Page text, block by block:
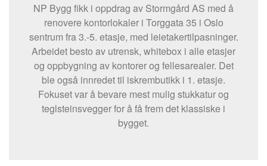
NP Bygg fikk i oppdrag av Stormgård AS med å
renovere kontorlokaler i Torggata 35 i Oslo
sentrum fra 3.-5. etasje, med leietakertilpasninger.
Arbeidet besto av utrensk, whitebox i alle etasjer
og oppbygning av kontorer og fellesarealer. Det
ble også innredet til iskrembutikk i 1. etasje.
Fokuset var å bevare mest mulig stukkatur og
teglsteinsvegger for å få frem det klassiske i
bygget.